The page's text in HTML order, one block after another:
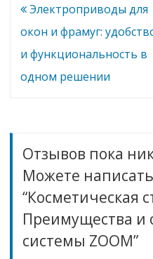
ZOOM
Навигация
по
записям
Электроприводы для
окон и фрамуг:
и функциональность в
одном решении
Отзывов пока
Можете
“Косметическая
Преимущества и
системы ZOOM”